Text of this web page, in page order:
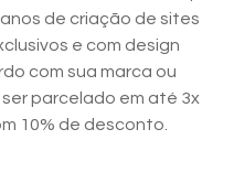
de criação de sites
e com design
com sua marca ou
parcelado em até 3x
10% de desconto.